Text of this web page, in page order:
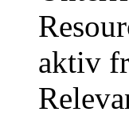
aktiv